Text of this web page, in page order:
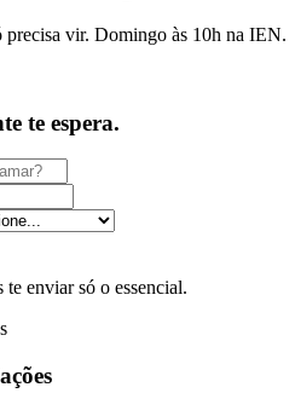
vir. Domingo às 10h na IEN.
te espera.
te enviar só o essencial.